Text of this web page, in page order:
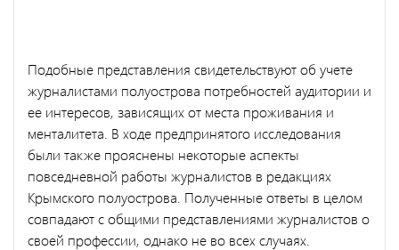
Подобные представления свидетельствуют об учете
журналистами полуострова потребностей аудитории и
ее интересов, зависящих от места проживания и
менталитета. В ходе предпринятого исследования
были также прояснены некоторые аспекты
повседневной работы журналистов в редакциях
Крымского полуострова. Полученные ответы в целом
совпадают с общими представлениями журналистов о
своей профессии, однако не во всех случаях.